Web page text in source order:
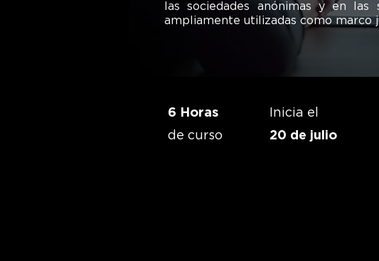
las sociedades anónimas y en las
ampliamente utilizadas como marco
6 Horas
de curso
Inicia el
20 de julio